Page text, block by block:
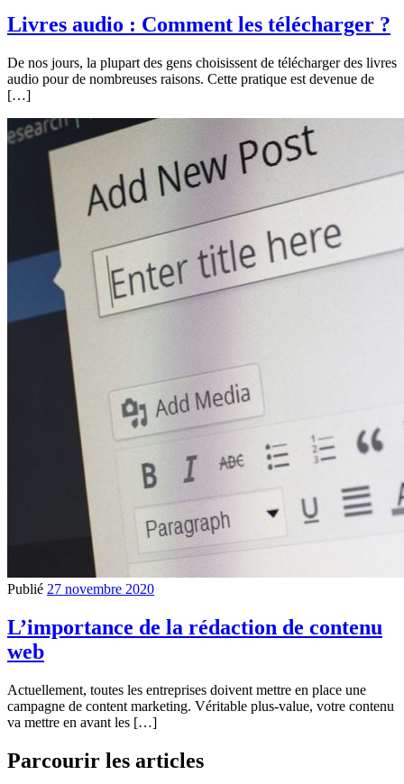
Livres audio : Comment les télécharger ?
De nos jours, la plupart des gens choisissent de télécharger des livres
audio pour de nombreuses raisons. Cette pratique est devenue de
[…]
Publié 27 novembre 2020
L’importance de la rédaction de contenu
web
Actuellement, toutes les entreprises doivent mettre en place une
campagne de content marketing. Véritable plus-value, votre contenu
va mettre en avant les […]
Parcourir les articles